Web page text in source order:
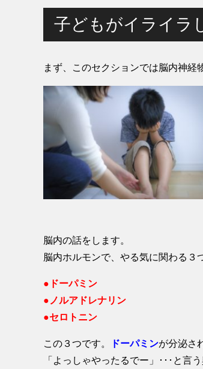
子どもがイライラ
まず、このセクションでは脳内神経
脳内の話をします。
脳内ホルモンで、やる気に関わる３
●ドーパミン
●ノルアドレナリン
●セロトニン
この３つです。 ドーパミンが分泌さ
「よっしゃやったるでー」･･･と言